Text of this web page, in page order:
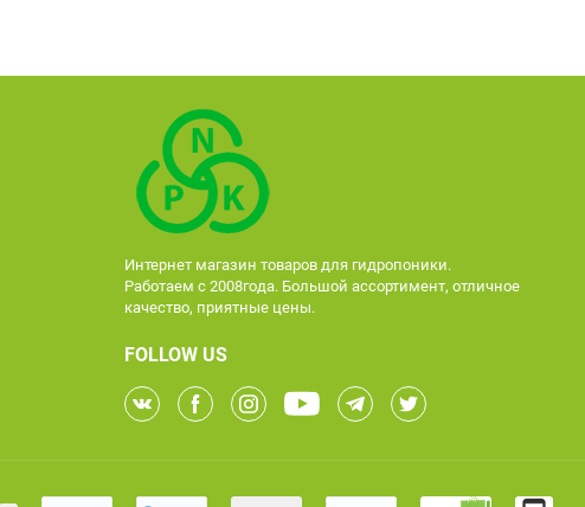
Интернет магазин товаров для гидропоники.
Работаем с 2008года. Большой ассортимент, отличное
качество, приятные цены.
FOLLOW US